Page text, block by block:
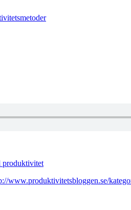
produktivitet
www.produktivitetsbloggen.se/